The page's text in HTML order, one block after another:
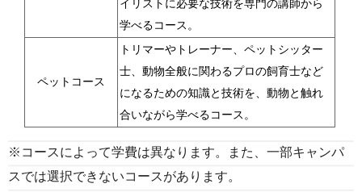
イリストに必要な技術を専門の講師から
学べるコース。
ペットコース
トリマーやトレーナー、ペットシッター
士、動物全般に関わるプロの飼育士など
になるための知識と技術を、動物と触れ
合いながら学べるコース。
※コースによって学費は異なります。また、一部キャンパ
スでは選択できないコースがあります。